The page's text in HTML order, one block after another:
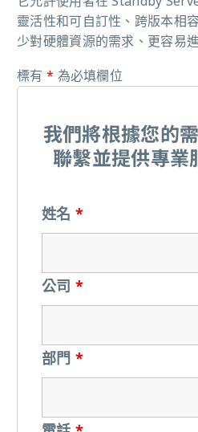
靈活性和可自訂性、跨版本相
少對硬體資源的需求、更容易
標有 * 為必填欄位
我們將根據您的
聯繫並提供專業
姓名 *
公司 *
部門 *